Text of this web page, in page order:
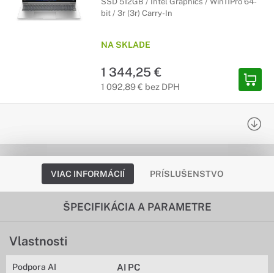
bit / 3r (3r) Carry-In
NA SKLADE
1 344,25 €
1 092,89 € bez DPH
VIAC INFORMÁCIÍ PRÍSLUŠENSTVO
ŠPECIFIKÁCIA A PARAMETRE
Vlastnosti
Podpora AI AI PC